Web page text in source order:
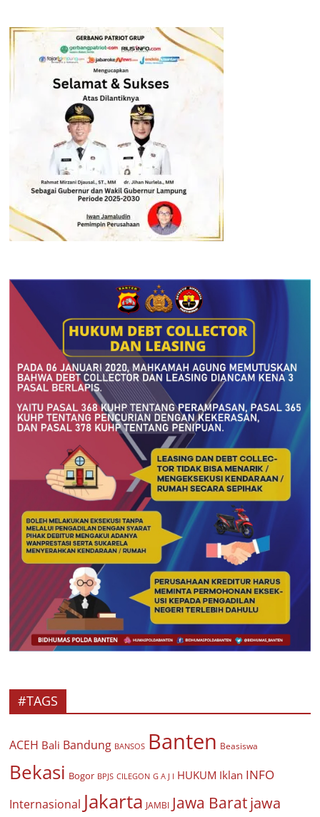
#TAGS
ACEH Bali Bandung BANSOS Banten Beasiswa
Bekasi Bogor BPJS CILEGON G A J I HUKUM Iklan INFO
Internasional Jakarta JAMBI Jawa Baratjawa